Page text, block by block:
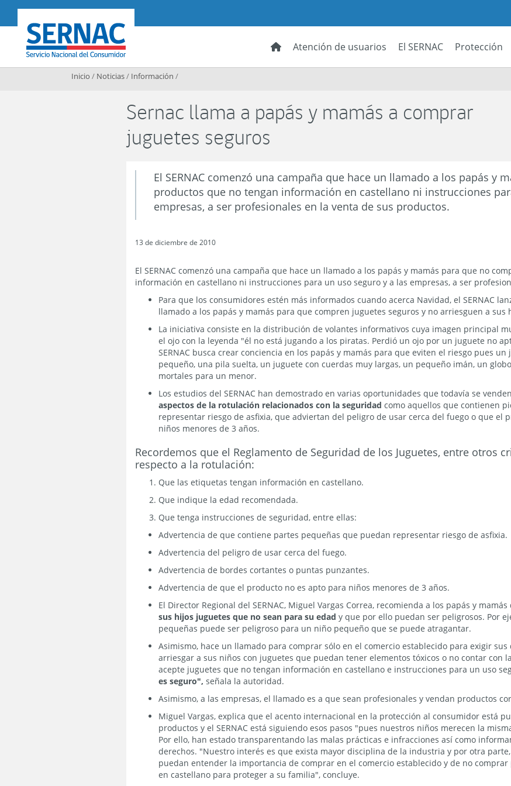
SERNAC
Atención de usuarios El SERNAC Protección
Inicio / Noticias/ Información /
Sernac llama a papás y mamás a comprar
juguetes seguros
El SERNAC comenzó una campaña que hace un llamado a los papás y
productos que no tengan información en castellano ni instrucciones
empresas, a ser profesionales en la venta de sus productos.
13 de diciembre de 2010
El SERNAC comenzó una campaña que hace un llamado a los papás y mamás para que no
información en castellano ni instrucciones para un uso seguro y a las empresas, a ser
Para que los consumidores estén más informados cuando acerca Navidad, el SERNAC
llamado a los papás y mamás para que compren juguetes seguros y no arriesguen a sus
La iniciativa consiste en la distribución de volantes informativos cuya imagen principal
el ojo con la leyenda "él no está jugando a los piratas. Perdió un ojo por un juguete no
SERNAC busca crear conciencia en los papás y mamás para que eviten el riesgo pues
pequeño, una pila suelta, un juguete con cuerdas muy largas, un pequeño imán, un
mortales para un menor.
Los estudios del SERNAC han demostrado en varias oportunidades que todavía se
aspectos de la rotulación relacionados con la seguridad como aquellos que contienen
representar riesgo de asfixia, que adviertan del peligro de usar cerca del fuego o que el
niños menores de 3 años.
Recordemos que el Reglamento de Seguridad de los Juguetes, entre otros
respecto a la rotulación:
Que las etiquetas tengan información en castellano.
Que indique la edad recomendada.
Que tenga instrucciones de seguridad, entre ellas:
Advertencia de que contiene partes pequeñas que puedan representar riesgo de asfixia.
Advertencia del peligro de usar cerca del fuego.
Advertencia de bordes cortantes o puntas punzantes.
Advertencia de que el producto no es apto para niños menores de 3 años.
El Director Regional del SERNAC, Miguel Vargas Correa, recomienda a los papás y mamás
sus hijos juguetes que no sean para su edad y que por ello puedan ser peligrosos. Por
pequeñas puede ser peligroso para un niño pequeño que se puede atragantar.
Asimismo, hace un llamado para comprar sólo en el comercio establecido para exigir
arriesgar a sus niños con juguetes que puedan tener elementos tóxicos o no contar con
acepte juguetes que no tengan información en castellano e instrucciones para un uso
es seguro", señala la autoridad.
Asimismo, a las empresas, el llamado es a que sean profesionales y vendan productos
Miguel Vargas, explica que el acento internacional en la protección al consumidor está
productos y el SERNAC está siguiendo esos pasos "pues nuestros niños merecen la
Por ello, han estado transparentando las malas prácticas e infracciones así como
derechos. "Nuestro interés es que exista mayor disciplina de la industria y por otra
puedan entender la importancia de comprar en el comercio establecido y de no
en castellano para proteger a su familia", concluye.